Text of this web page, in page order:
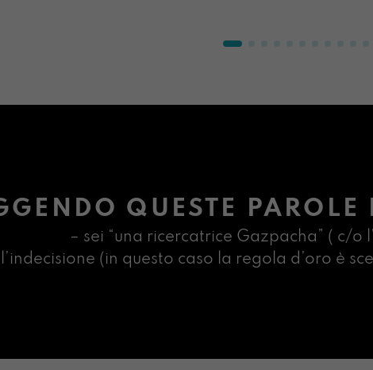
QUESTE
– sei “una ricercatrice Gazpacha” ( c/o
(in questo caso la regola d’oro è